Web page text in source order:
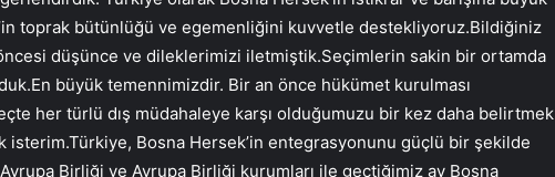
toprak bütünlüğü ve egemenliğini kuvvetle destekliyoruz.Bildiğiniz
düşünce ve dileklerimizi iletmiştik.Seçimlerin sakin bir ortamda
büyük temennimizdir. Bir an önce hükümet kurulması
her türlü dış müdahaleye karşı olduğumuzu bir kez daha belirtmek
isterim.Türkiye, Bosna Hersek’in entegrasyonunu güçlü bir şekilde
Birliği ve Avrupa Birliği kurumları ile geçtiğimiz ay Bosna